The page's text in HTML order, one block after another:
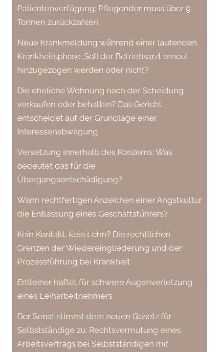
Patientenverfügung: Pflegender muss über 9
Tonnen zurückzahlen
Neue Krankmeldung während einer laufenden
Krankheitsphase: Soll der Betriebsarzt erneut
hinzugezogen werden oder nicht?
Die eheliche Wohnung nach der Scheidung
verkaufen oder behalten? Das Gericht
entscheidet auf der Grundlage einer
Interessenabwägung
Versetzung innerhalb des Konzerns: Was
bedeutet das für die
Übergangsentschädigung?
Wann rechtfertigen Anzeichen einer Angstkultur
die Entlassung eines Geschäftsführers?
Kein Kontakt, kein Lohn? Die rechtlichen
Grenzen der Wiedereingliederung und der
Prozessführung bei Krankheit
Entleiher haftet für schwere Augenverletzung
eines Leiharbeitnehmers
Der Senat stimmt dem neuen Gesetz für
Selbstständige zu: Rechtsvermutung eines
Arbeitsvertrags bei Selbstständigen mit